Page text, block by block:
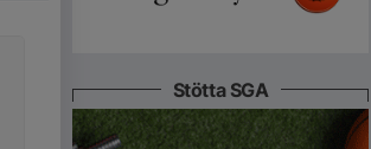
Stötta SGA